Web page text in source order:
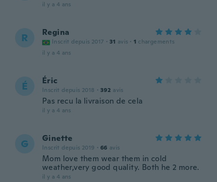
il y a 4 ans
R Regina
Inscrit depuis 2017 · 31 avis · 1 chargements
il y a 4 ans
É Éric
Inscrit depuis 2018 · 392 avis
Pas recu la livraison de cela
il y a 4 ans
G Ginette
Inscrit depuis 2019 · 66 avis
Mom love them wear them in cold
weather,very good quality. Both he 2 more.
il y a 4 ans